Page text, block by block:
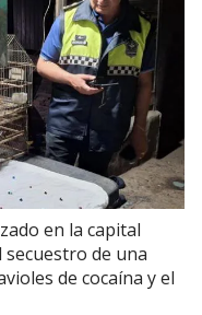
en la capital
de una
de cocaína y el